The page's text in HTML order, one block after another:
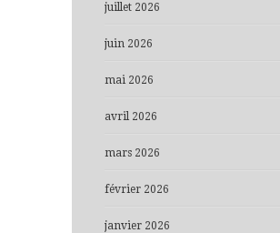
juillet 2026
juin 2026
mai 2026
avril 2026
mars 2026
février 2026
janvier 2026